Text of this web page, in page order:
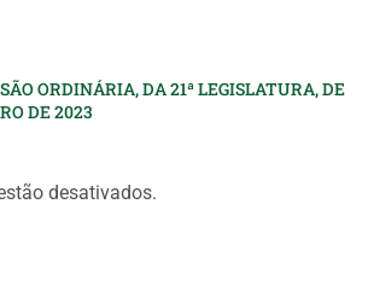
ORDINÁRIA, DA 21ª LEGISLATURA, DE
DE 2023
desativados.